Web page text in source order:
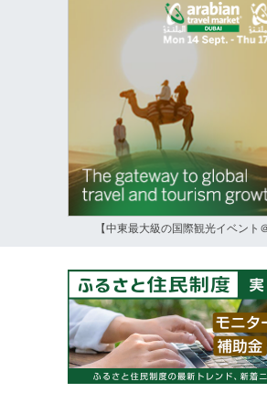
【中東最大級の国際観光イベント